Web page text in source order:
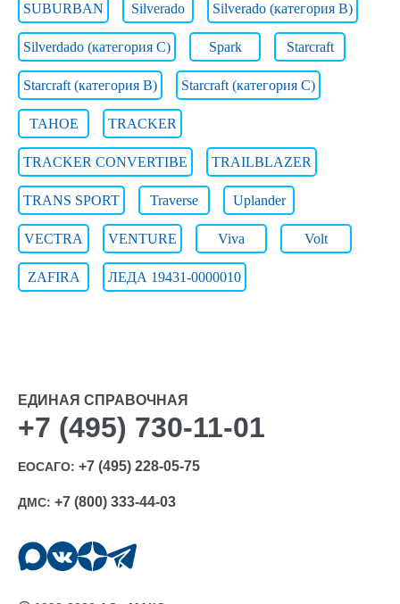
SUBURBAN Silverado Silverado (категория B)
Silverdado (категория C) Spark Starcraft
Starcraft (категория B) Starcraft (категория C)
TAHOE TRACKER
TRACKER CONVERTIBE TRAILBLAZER
TRANS SPORT Traverse Uplander
VECTRA VENTURE Viva Volt
ZAFIRA ЛЕДА 19431-0000010
ЕДИНАЯ СПРАВОЧНАЯ
+7 (495) 730-11-01
ЕОСАГО: +7 (495) 228-05-75
ДМС: +7 (800) 333-44-03